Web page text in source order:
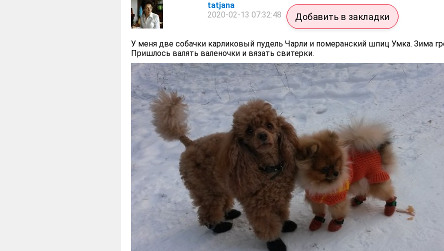
tatjana
2020-02-13 07:32:48
Добавить в закладки
У меня две собачки карликовый пудель Чарли и померанский шпиц Умка. Зима
Пришлось валять валеночки и вязать свитерки.